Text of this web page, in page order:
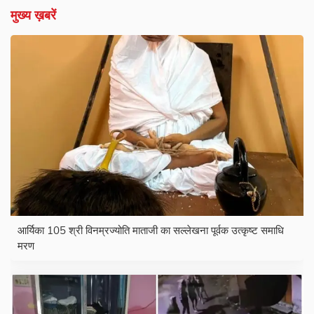
मुख्य ख़बरें
आर्यिका 105 श्री विनम्रज्योति माताजी का सल्लेखना पूर्वक उत्कृष्ट समाधि
मरण